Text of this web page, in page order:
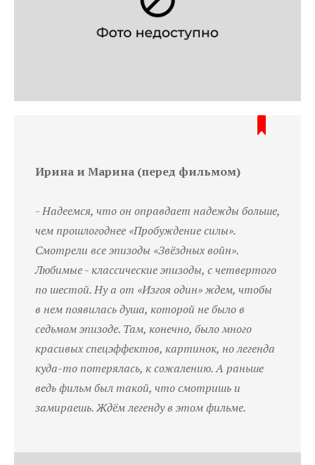
Ирина и Марина (перед фильмом)
-Надеемся, что он оправдает надежды больше,
чем прошлогоднее «Пробуждение силы».
Смотрели все эпизоды «Звёздных войн».
Любимые - классические эпизоды, с четвертого
по шестой. Ну а от «Изгоя один» ждем, чтобы
в нем появилась душа, которой не было в
седьмом эпизоде. Там, конечно, было много
красивых спецэффектов, картинок, но легенда
куда-то потерялась, к сожалению. А раньше
ведь фильм был такой, что смотришь и
замираешь. Ждём легенду в этом фильме.